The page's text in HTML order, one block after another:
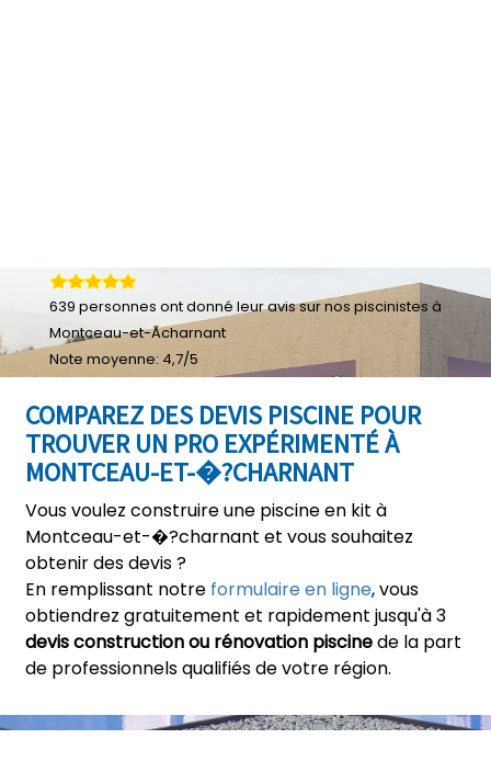
COMPAREZ DES DEVIS PISCINE POUR
TROUVER UN PRO EXPÉRIMENTÉ À
MONTCEAU-ET-�?CHARNANT
Vous voulez construire une piscine en kit à
Montceau-et-�?charnant et vous souhaitez
obtenir des devis ?
En remplissant notre formulaire en ligne, vous
obtiendrez gratuitement et rapidement jusqu'à 3
devis construction ou rénovation piscinede la part
de professionnels qualifiés de votre région.
639 personnes ont donné leuravis sur nos piscinistes à
Montceau-et-Ãcharnant
Note moyenne: 4,7/5